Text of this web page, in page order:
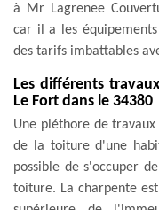
à Mr Lagrenee
car il a les
des tarifs imbattables
Les différents
Le Fort dans le 34380
Une pléthore de
de la toiture d'une
possible de s'occuper
toiture. La charpente